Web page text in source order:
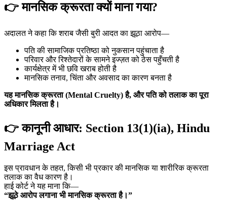
👉 मानसिक क्रूरता क्यों माना गया?
अदालत ने कहा कि शराब जैसी बुरी आदत का झूठा आरोप—
पति की सामाजिक प्रतिष्ठा को नुकसान पहुंचाता है
परिवार और रिश्तेदारों के सामने इज्ज़त को ठेस पहुँचती है
कार्यक्षेत्र में भी छवि खराब होती है
मानसिक तनाव, चिंता और अवसाद का कारण बनता है
यह मानसिक क्रूरता (Mental Cruelty) है, और पति को तलाक का पूरा
अधिकार मिलता है।
👉 कानूनी आधार: Section 13(1)(ia), Hindu
Marriage Act
इस प्रावधान के तहत, किसी भी प्रकार की मानसिक या शारीरिक क्रूरता
तलाक का वैध कारण है।
हाई कोर्ट ने यह माना कि—
“झूठे आरोप लगाना भी मानसिक क्रूरता है।”